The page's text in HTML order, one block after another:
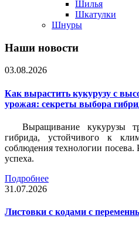
Шилья
Шкатулки
Шнуры
Наши новости
03.08.2026
Как вырастить кукурузу с
урожая: секреты выбора
Выращивание кукурузы
гибрида, устойчивого к
соблюдения технологии
успеха.
Подробнее
31.07.2026
Листовки c кодами с